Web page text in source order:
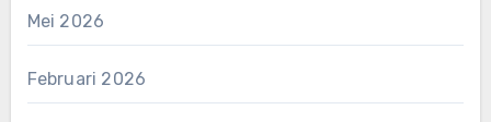
Mei 2026
Februari 2026